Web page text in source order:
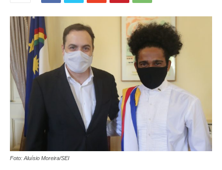
Foto: Aluísio Moreira/SEI